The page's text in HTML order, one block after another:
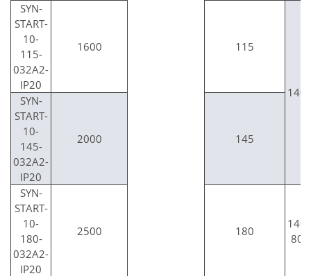
SYN-
START-
10-
115-
032A2-
IP20
1600 115
SYN-
START-
10-
145-
032A2-
IP20
2000 145
SYN-
START-
10-
180-
032A2-
IP20
2500 180